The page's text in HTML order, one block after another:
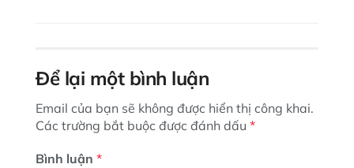
Để lại một bình luận
Email của bạn sẽ không được hiển thị công khai.
Các trường bắt buộc được đánh dấu *
Bình luận *